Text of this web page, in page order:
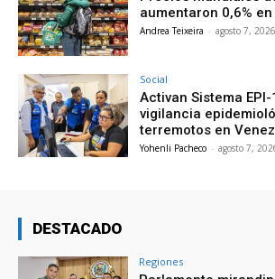
aumentaron 0,6%
Andrea Teixeira - agosto 7, 2026
Social
Activan Sistema
vigilancia
terremotos en
Yohenli Pacheco - agosto 7,
DESTACADO
Regiones